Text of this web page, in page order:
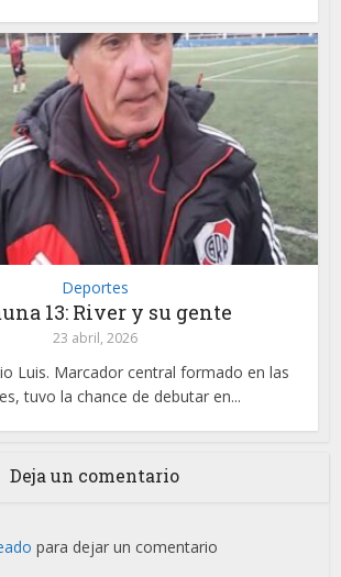
Deportes
13: River y su gente
23 abril, 2026
Luis. Marcador central formado en las
tuvo la chance de debutar en...
Deja un comentario
para dejar un comentario